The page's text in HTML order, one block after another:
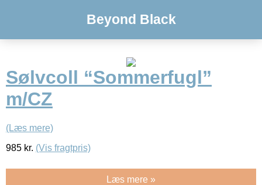
Beyond Black
Sølvcoll “Sommerfugl”
m/CZ
(Læs mere)
985 kr. (Vis fragtpris)
Læs mere »